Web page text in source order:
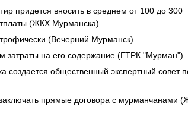
придется вносить в среднем от 100 до 300
(ЖКХ Мурманска)
(Вечерний Мурманск)
затраты на его содержание (ГТРК "Мурман")
создается общественный экспертный совет
прямые договора с мурманчанами